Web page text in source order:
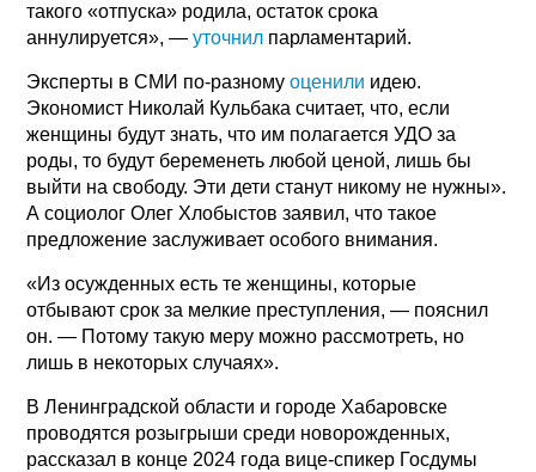
такого «отпуска» родила, остаток срока
аннулируется», —уточнил парламентарий.
Эксперты в СМИ по-разномуоценили идею.
Экономист Николай Кульбака считает, что, если
женщины будут знать, что им полагается УДО за
роды, то будут беременеть любой ценой, лишь бы
выйти на свободу. Эти дети станут никому не нужны».
А социолог Олег Хлобыстов заявил, что такое
предложение заслуживает особого внимания.
«Из осужденных есть те женщины, которые
отбывают срок за мелкие преступления, — пояснил
он. — Потому такую меру можно рассмотреть, но
лишь в некоторых случаях».
В Ленинградской области и городе Хабаровске
проводятся розыгрыши среди новорожденных,
рассказал в конце 2024 года вице-спикер Госдумы